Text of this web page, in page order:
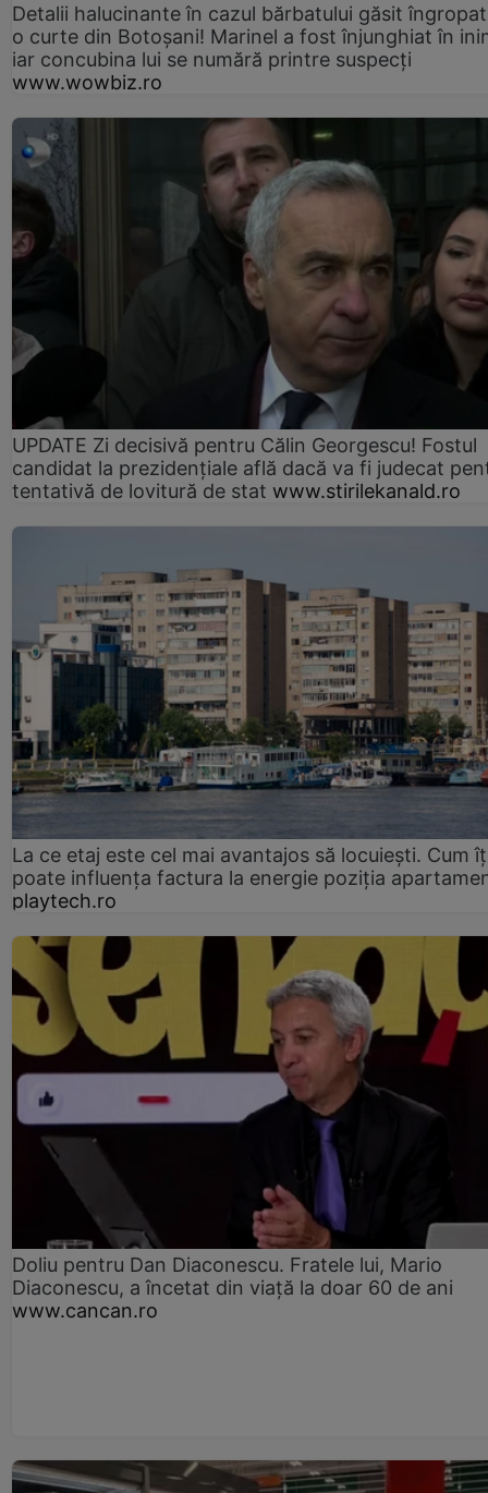
Detalii halucinante în cazul bărbatului găsit
o curte din Botoșani! Marinel a fost înjunghiat în
iar concubina lui se numără printre suspecți
www.wowbiz.ro
UPDATE Zi decisivă pentru Călin Georgescu! Fostul
candidat la prezidențiale află dacă va fi judecat
tentativă de lovitură de stat www.stirilekanald.ro
La ce etaj este cel mai avantajos să locuiești. Cum
poate influența factura la energie poziția
playtech.ro
Doliu pentru Dan Diaconescu. Fratele lui, Mario
Diaconescu, a încetat din viață la doar 60 de ani
www.cancan.ro